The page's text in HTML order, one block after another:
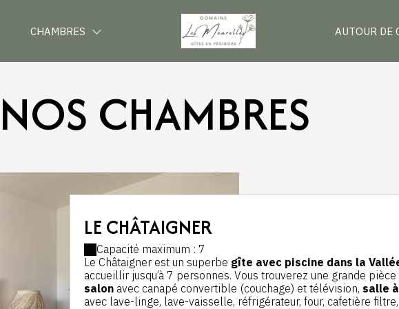
CHAMBRES AUTOUR DE
CHAMBRES
LE CHÂTAIGNER
Capacité maximum : 7
Le Châtaigner est un superbe gîte avec piscine dans la
accueillir jusqu’à 7 personnes. Vous trouverez une grande
salon avec canapé convertible (couchage) et télévision, salle
avec lave-linge, lave-vaisselle, réfrigérateur, four, cafetière